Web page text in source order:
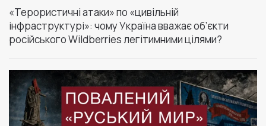
«Терористичні атаки» по «цивільній
інфраструктурі»: чому Україна вважає об’єкти
російського Wildberries легітимними цілями?